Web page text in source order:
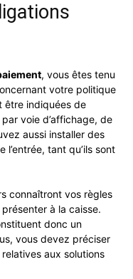
, vous êtes tenu
votre politique
être indiquées de
voie d’affichage, de
aussi installer des
l’entrée, tant qu’ils sont
connaîtront vos règles
à la caisse.
donc un
vous devez préciser
aux solutions